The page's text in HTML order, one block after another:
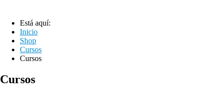
Está aquí:
Inicio
Shop
Cursos
Cursos
Cursos